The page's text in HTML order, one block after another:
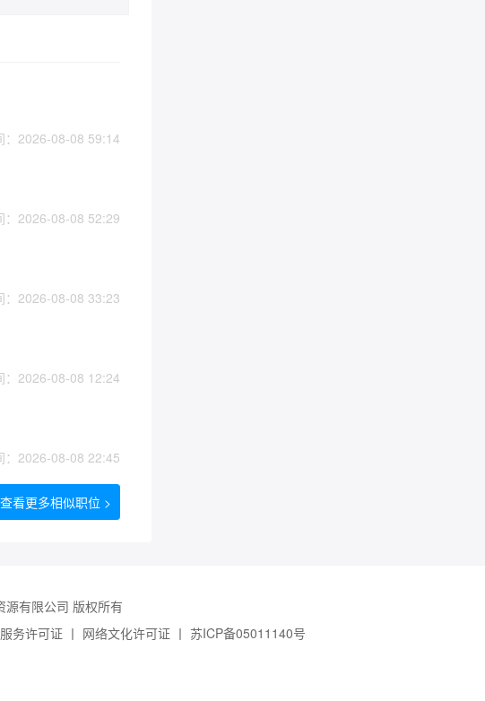
：2026-08-08 59:14
：2026-08-08 52:29
：2026-08-08 33:23
：2026-08-08 12:24
：2026-08-08 22:45
查看更多相似职位 >
有限公司 版权所有
务许可证 丨 网络文化许可证 丨 苏ICP备05011140号